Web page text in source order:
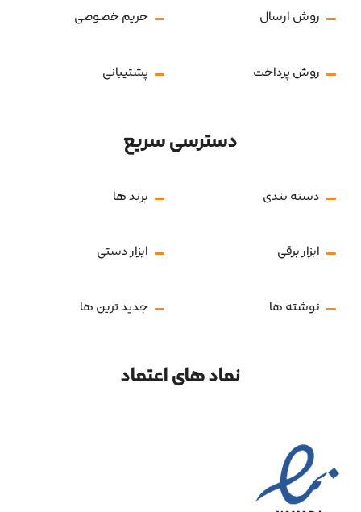
روش ارسال حریم خصوصی
روش پرداخت پشتیبانی
دسترسی سریع
دسته بندی برند ها
ابزار برقی ابزار دستی
نوشته ها جدید ترین ها
نماد های اعتماد